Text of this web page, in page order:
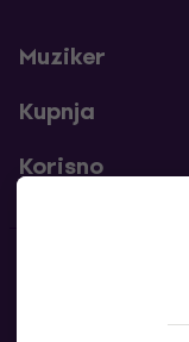
Muziker
Kupnja
Korisno